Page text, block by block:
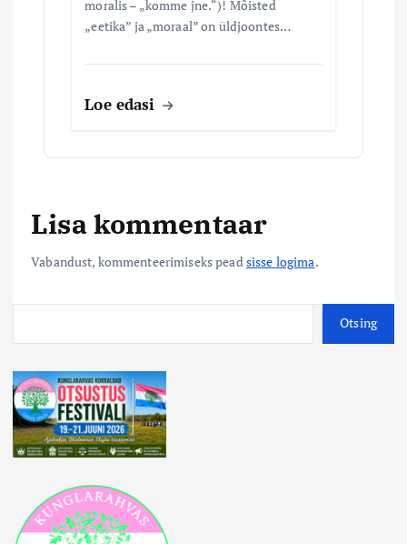
moralis – „komme jne.“)! Mõisted
„eetika” ja „moraal” on üldjoontes…
Loe edasi
Lisa kommentaar
Vabandust, kommenteerimiseks peadsisse logima.
i
Otsing